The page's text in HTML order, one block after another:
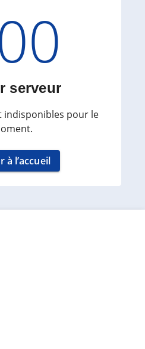
serveur
indisponibles pour le
à l’accueil